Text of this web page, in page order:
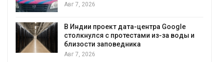
Авг 7, 2026
В Индии проект дата-центра Google
столкнулся с протестами из-за воды и
близости заповедника
Авг 7, 2026